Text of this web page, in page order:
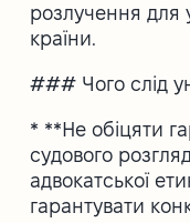
розлучення для
країни.
### Чого слід
* **Не обіцяти
судового
адвокатської
гарантувати